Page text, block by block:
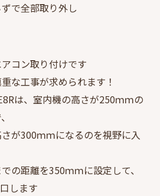
で全部取り外し
コン取り付けです
な工事が求められます！
は、室内機の高さが250ｍｍの
が300ｍｍになるのを視野に入
の距離を350ｍｍに設定して、
します